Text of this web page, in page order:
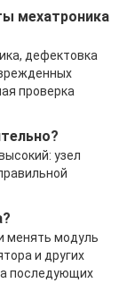
мехатроника
дефектовка
проверка
узел
менять модуль
и других
последующих